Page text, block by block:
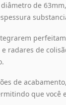
de
radares de
de
que você